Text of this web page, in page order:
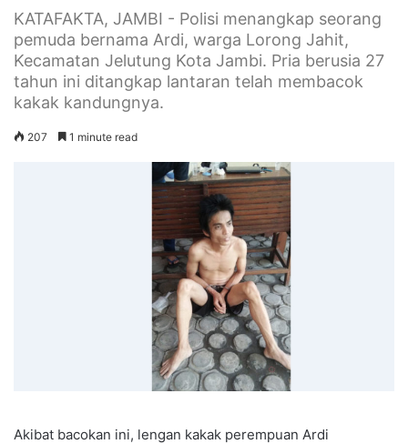
KATAFAKTA, JAMBI - Polisi menangkap seorang
pemuda bernama Ardi, warga Lorong Jahit,
Kecamatan Jelutung Kota Jambi. Pria berusia 27
tahun ini ditangkap lantaran telah membacok
kakak kandungnya.
207 1 minute read
Akibat bacokan ini, lengan kakak perempuan Ardi